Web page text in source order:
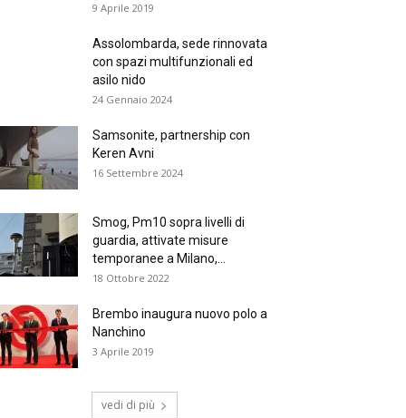
9 Aprile 2019
Assolombarda, sede rinnovata
con spazi multifunzionali ed
asilo nido
24 Gennaio 2024
Samsonite, partnership con
Keren Avni
16 Settembre 2024
Smog, Pm10 sopra livelli di
guardia, attivate misure
temporanee a Milano,...
18 Ottobre 2022
Brembo inaugura nuovo polo a
Nanchino
3 Aprile 2019
vedi di più